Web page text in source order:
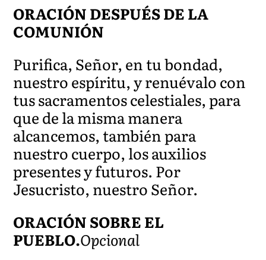
ORACIÓN DESPUÉS DE LA
COMUNIÓN
Purifica, Señor, en tu bondad,
nuestro espíritu, y renuévalo con
tus sacramentos celestiales, para
que de la misma manera
alcancemos, también para
nuestro cuerpo, los auxilios
presentes y futuros. Por
Jesucristo, nuestro Señor.
ORACIÓN SOBRE EL
PUEBLO.Opcional